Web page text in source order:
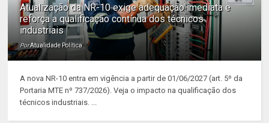
Atualização da NR-10 exige adequação imediata e
reforça a qualificação contínua dos técnicos
industriais
PorAtualidade Política
A nova NR-10 entra em vigência a partir de 01/06/2027 (art. 5º da
Portaria MTE nº 737/2026). Veja o impacto na qualificação dos
técnicos industriais. ...